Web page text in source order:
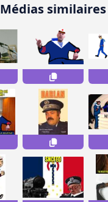
Médias similaires